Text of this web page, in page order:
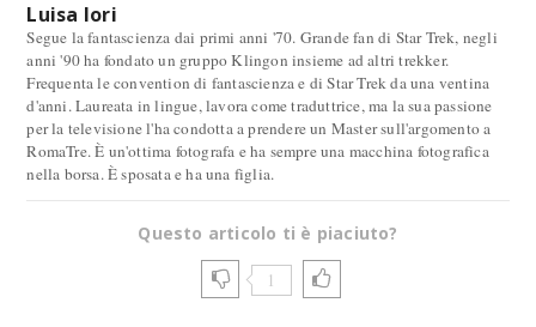
Luisa Iori
Segue la fantascienza dai primi anni '70. Grande fan di Star Trek, negli
anni '90 ha fondato un gruppo Klingon insieme ad altri trekker.
Frequenta le convention di fantascienza e di Star Trek da una ventina
d'anni. Laureata in lingue, lavora come traduttrice, ma la sua passione
per la televisione l'ha condotta a prendere un Master sull'argomento a
RomaTre. È un'ottima fotografa e ha sempre una macchina fotografica
nella borsa. È sposata e ha una figlia.
Questo articolo ti è piaciuto?
1